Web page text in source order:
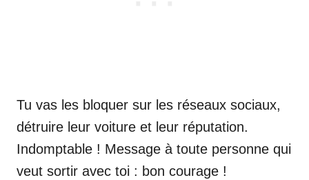
Tu vas les bloquer sur les réseaux sociaux,
détruire leur voiture et leur réputation.
Indomptable ! Message à toute personne qui
veut sortir avec toi : bon courage !